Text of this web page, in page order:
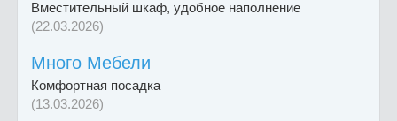
Вместительный шкаф, удобное наполнение
(22.03.2026)
Много Мебели
Комфортная посадка
(13.03.2026)